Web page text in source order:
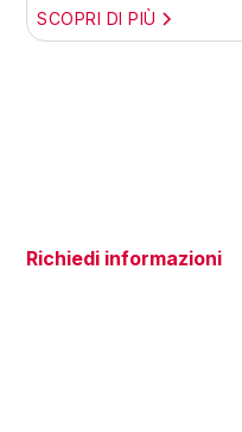
SCOPRI DI PIÙ
Richiedi informazioni